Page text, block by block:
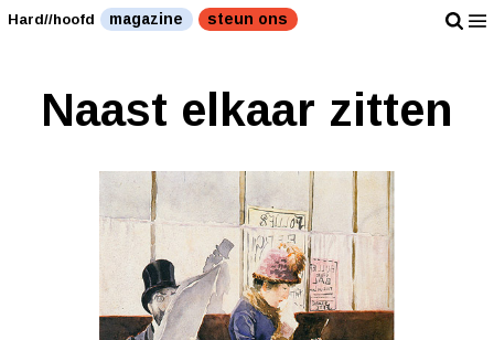
Hard//hoofd magazine steun ons
Naast elkaar zitten